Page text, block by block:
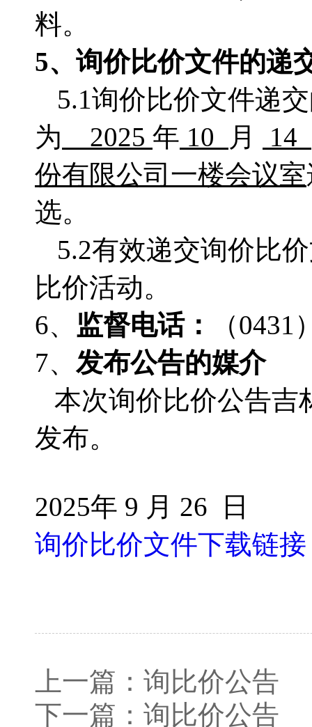
料。
5、 询价比价文件的递
5.1询价比价文件递
为
2025 年 10 月 14
份有限公司一楼会议室
选。
5.2有效递交询价比
比价活动。
6、 监督电话： （0431
7、 发布公告的媒介
本次询价比价公告吉
发布。
2025年 9 月 26 日
询价比价文件下载链接
上一篇： 询比价公告
下一篇： 询比价公告